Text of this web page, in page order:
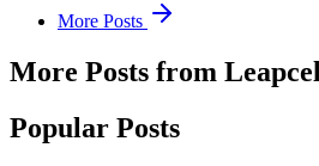
More Posts
More Posts from
Popular Posts